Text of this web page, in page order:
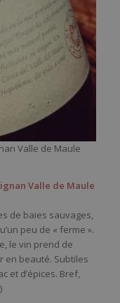
Valle de Maule
Valle de Maule
de baies sauvages,
peu de « ferme ».
le vin prend de
en beauté. Subtiles
et d’épices. Bref,